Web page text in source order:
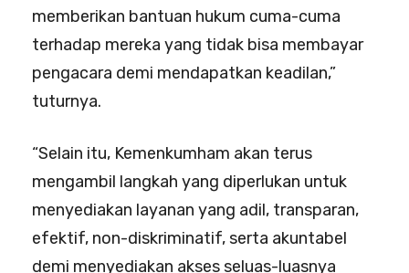
memberikan bantuan hukum cuma-cuma
terhadap mereka yang tidak bisa membayar
pengacara demi mendapatkan keadilan,”
tuturnya.
“Selain itu, Kemenkumham akan terus
mengambil langkah yang diperlukan untuk
menyediakan layanan yang adil, transparan,
efektif, non-diskriminatif, serta akuntabel
demi menyediakan akses seluas-luasnya